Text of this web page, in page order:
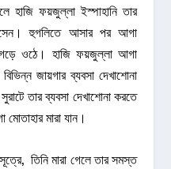
হাজি ফয়জুল্লা ইস্পাহানি তার
হুগলিতে আসার পর আগা
গড়ে ওঠে। হাজি ফয়জুল্লা আগা
জায়গার ব্যবসা দেখাশোনা
তার ব্যবসা দেখাশোনা করতে
মারা যান।
তিনি মারা গেলে তার সমস্ত